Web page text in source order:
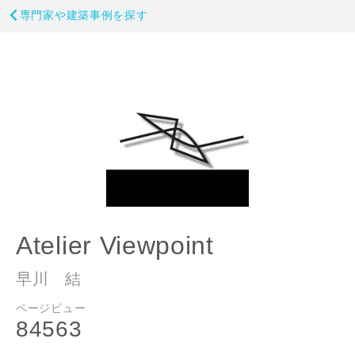
専門家や建築事例を探す
Atelier Viewpoint
早川 結
ページビュー
84563
ご住所
郵便番号